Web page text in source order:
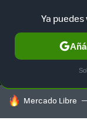
MENÚ
HOY SE HABLA DE
Mercado Libre
Ya